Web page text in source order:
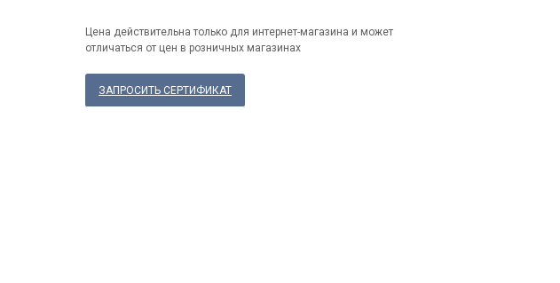
Цена действительна только для интернет-магазина и может
отличаться от цен в розничных магазинах
ЗАПРОСИТЬ СЕРТИФИКАТ